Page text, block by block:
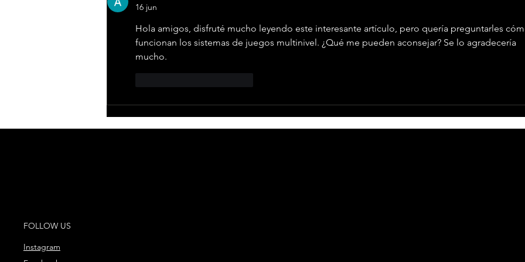
16 jun
Hola amigos, disfruté mucho leyendo este interesante artículo, pero quería preguntarles
funcionan los sistemas de juegos multinivel. ¿Qué me pueden aconsejar? Se lo agradecería
mucho.
FOLLOW US
Instagram